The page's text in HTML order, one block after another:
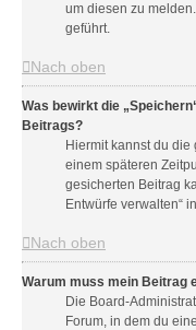
um diesen zu
geführt.
Nach oben
Was bewirkt die
Beitrags?
Hiermit kannst du
einem späteren
gesicherten Beitrag
Entwürfe verwalten“
Nach oben
Warum muss mein Beitrag
Die Board-
Forum, in dem du